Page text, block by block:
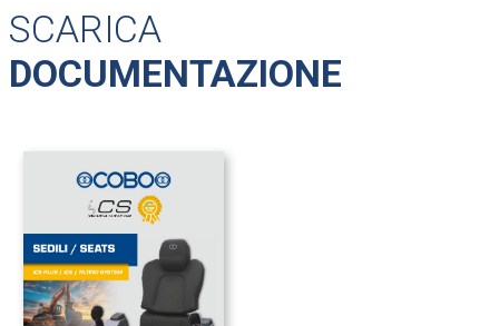
SCARICA
DOCUMENTAZIONE